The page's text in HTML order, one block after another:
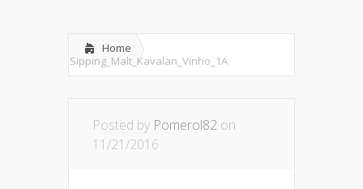
Home
Sipping_Malt_Kavalan_Vinho_1A
Posted by Pomerol82 on
11/21/2016